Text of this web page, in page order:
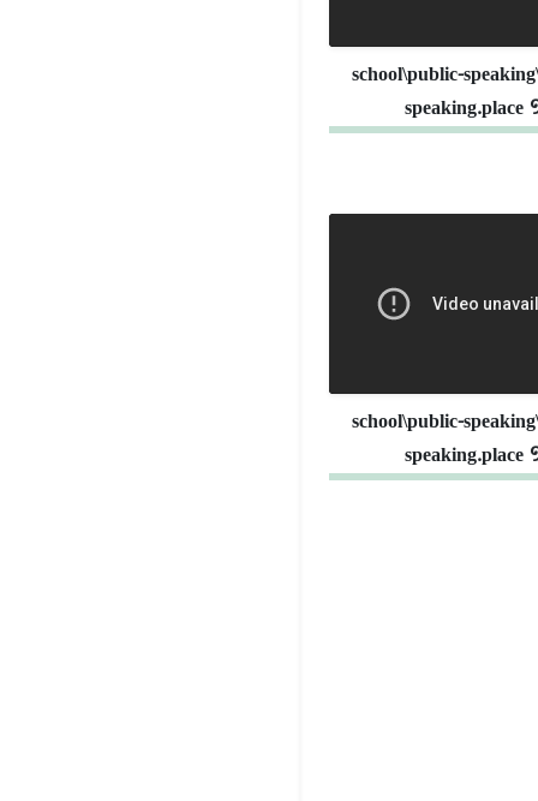
school\public-
speaking.place
school\public-
speaking.place